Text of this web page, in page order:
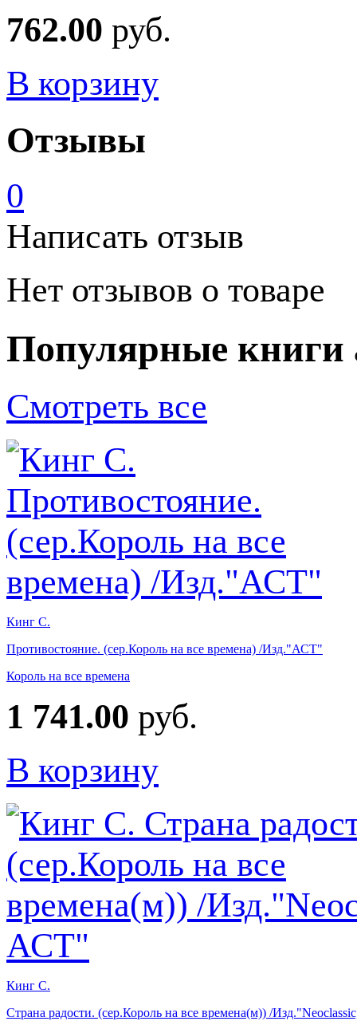
762.00 руб.
В корзину
Отзывы
0
Написать отзыв
Нет отзывов о товаре
Популярные книги
Смотреть все
Кинг С.
Противостояние. (сер.Король на все времена) /Изд."АСТ"
Король на все времена
1 741.00 руб.
В корзину
Кинг С.
Страна радости. (сер.Король на все времена(м)) /